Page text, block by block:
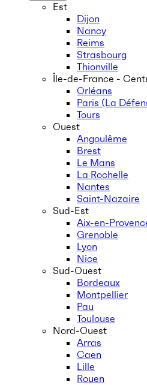
Est
Dijon
Nancy
Reims
Strasbourg
Thionville
Île-de-France -
Orléans
Paris (La
Tours
Ouest
Angoulême
Brest
Le Mans
La Rochelle
Nantes
Saint-Nazaire
Sud-Est
Aix-en-
Grenoble
Lyon
Nice
Sud-Ouest
Bordeaux
Montpellier
Pau
Toulouse
Nord-Ouest
Arras
Caen
Lille
Rouen